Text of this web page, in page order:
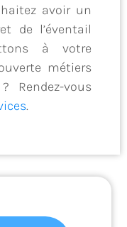
avoir un
de l’éventail
à votre
métiers
Rendez-vous
.